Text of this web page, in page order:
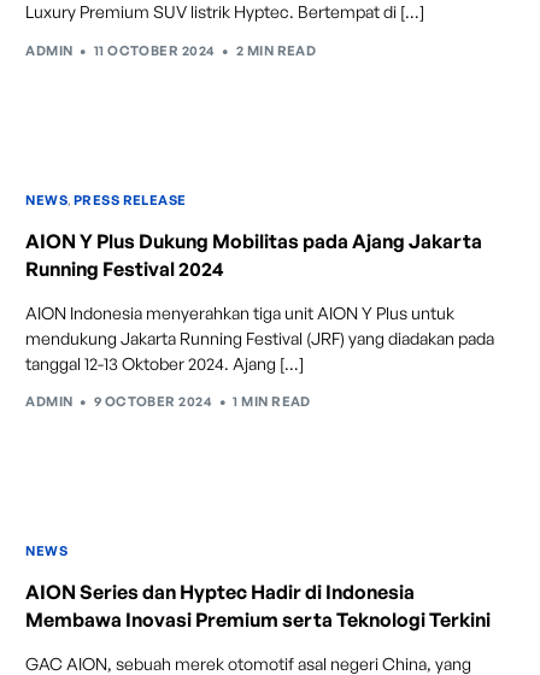
Luxury Premium SUV listrik Hyptec. Bertempat di […]
ADMIN 11 OCTOBER 2024 2 MIN READ
NEWS, PRESS RELEASE
AION Y Plus Dukung Mobilitas pada Ajang Jakarta
Running Festival 2024
AION Indonesia menyerahkan tiga unit AION Y Plus untuk
mendukung Jakarta Running Festival (JRF) yang diadakan pada
tanggal 12-13 Oktober 2024. Ajang […]
ADMIN 9 OCTOBER 2024 1 MIN READ
NEWS
AION Series dan Hyptec Hadir di Indonesia
Membawa Inovasi Premium serta Teknologi Terkini
GAC AION, sebuah merek otomotif asal negeri China, yang
Automatic Emergency Braking
Saat potensi tabrakan terdeteksi, sistem secara
otomatis akan melakukan pengereman untuk